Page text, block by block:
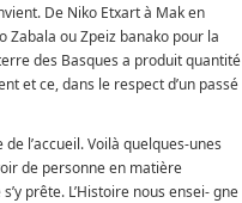
De Niko Etxart à Mak en
Zabala ou Zpeiz banako pour la
des Basques a produit quantité
et ce, dans le respect d’un passé
l’accueil. Voilà quelques-unes
de personne en matière
prête. L’Histoire nous ensei- gne